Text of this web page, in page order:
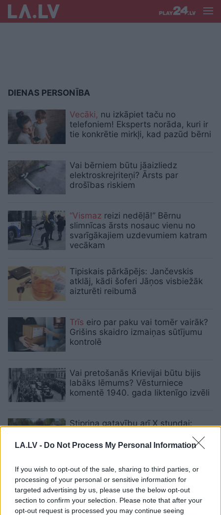
LA.LV - Do Not Process My Personal Information
If you wish to opt-out of the sale, sharing to third parties, or
processing of your personal or sensitive information for
targeted advertising by us, please use the below opt-out
section to confirm your selection. Please note that after your
opt-out request is processed you may continue seeing
DIENAS PERSONĪBA
Vecāki, nu izkāpiet taču no
telefoniem! Eksperts norāda, kuri ir
tie konkrētie mirkļi, kad pazūd bērni
Vai bērniem būtu jāaizliedz
elektroskrejriteņi? Ārsts par
drošības riskiem
“Vismaz reizi nedēļā!” Bērnu
slimnīcas ārsts nosauc vienu no
svarīgākajiem uzdevumiem katram
vecākam
Tipiskais pārkāpējs: Jančevskis
atklāj, kādi šoferi Jāņos visbiežāk
aizturēti reibumā
Trīs eiro par paku vai tomēr vairāk?
Grišins skaidro izmaiņas sūtījumu
kontrolē
Vai pretošanās Krievijai būtu bijis
labāks lēmums? Vēsturniece
komentē 1940. gada liktenīgo izvēli
Stiprina gatavību arī X stundai:
gatavojas militāru draudu
Vaikrīzes situācijā paliksim bez
elektrības? “Sadales tīkla”
priekšnieks skaidro uzņēmuma
gatavību